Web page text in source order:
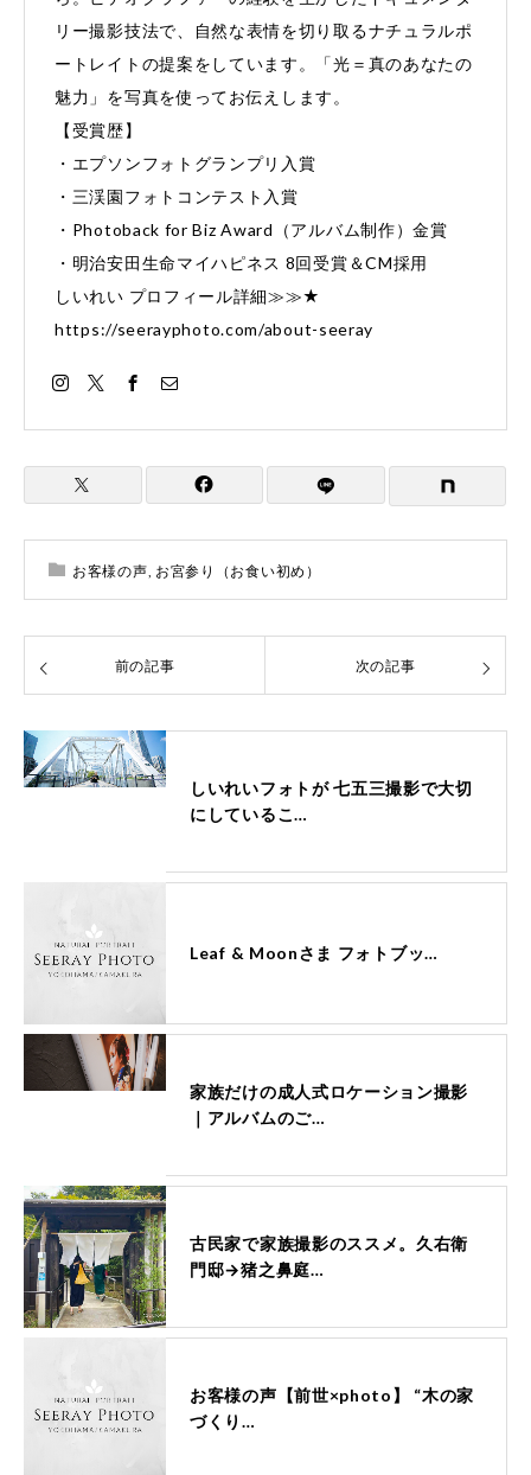
リー撮影技法で、自然な表情を切り取るナチュラルポ
ートレイトの提案をしています。「光＝真のあなたの
魅力」を写真を使ってお伝えします。
【受賞歴】
・エプソンフォトグランプリ入賞
・三渓園フォトコンテスト入賞
・Photoback for Biz Award（アルバム制作）金賞
・明治安田生命マイハピネス 8回受賞＆CM採用
しいれい プロフィール詳細≫≫★
https://seerayphoto.com/about-seeray
お客様の声, お宮参り（お食い初め）
前の記事 次の記事
しいれいフォトが 七五三撮影で大切
にしているこ…
Leaf & Moonさま フォトブッ…
家族だけの成人式ロケーション撮影
｜アルバムのご…
古民家で家族撮影のススメ。久右衛
門邸→猪之鼻庭…
お客様の声【前世×photo】 “木の家
づくり…